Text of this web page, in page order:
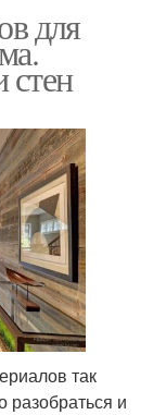
для
стен
так
разобраться и